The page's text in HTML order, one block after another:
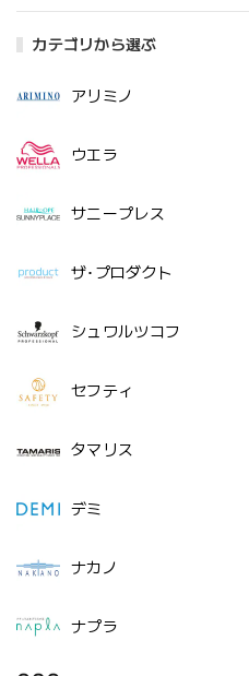
カテゴリから選ぶ
アリミノ
ウエラ
サニープレス
ザ･プロダクト
シュワルツコフ
セフティ
タマリス
デミ
ナカノ
ナプラ